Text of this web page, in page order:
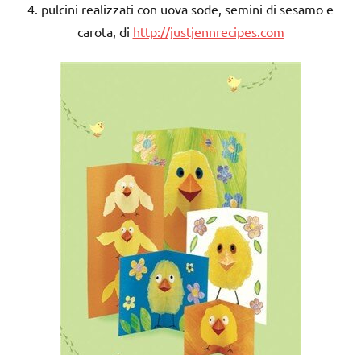
4. pulcini realizzati con uova sode, semini di sesamo e
carota, di http://justjennrecipes.com